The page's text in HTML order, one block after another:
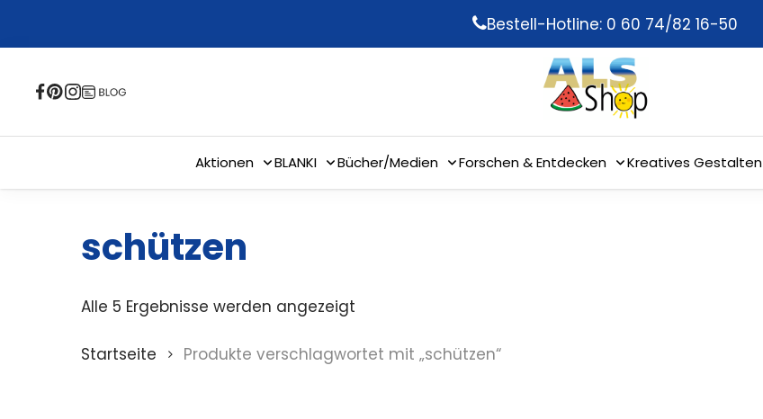
content
Bestell-Hotline: 0 60 74/82 16-50
Aktionen BLANKI Bücher/Medien Forschen & Entdecken Kreatives Gestalten
schützen
Alle 5 Ergebnisse werden angezeigt
Startseite Produkte verschlagwortet mit „schützen“